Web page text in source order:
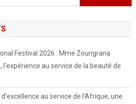
Festival 2026 : Mme Zoungrana
au service de la beauté de
au service de l’Afrique, une